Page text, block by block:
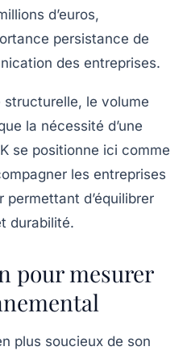
d’euros,
persistance de
des entreprises.
structurelle, le volume
la nécessité d’une
se positionne ici comme
les entreprises
d’équilibrer
durabilité.
pour mesurer
plus soucieux de son